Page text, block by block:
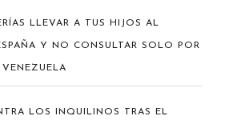
LLEVAR A TUS HIJOS AL
Y NO CONSULTAR SOLO POR
LOS INQUILINOS TRAS EL